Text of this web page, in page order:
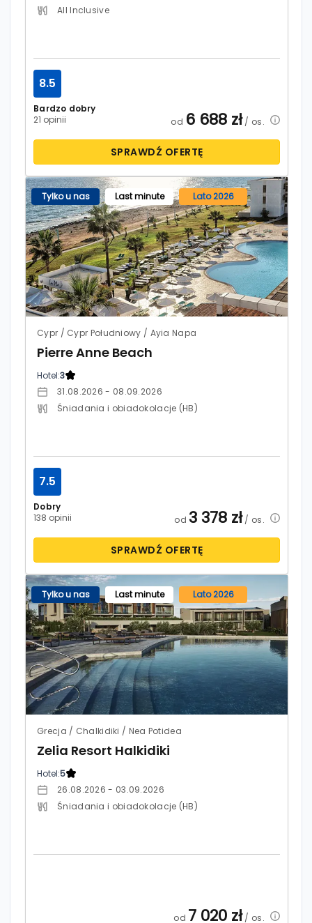
All Inclusive
Bardzo dobry
21 opinii
8.5
od 6 688 zł/ os.
SPRAWDŹ OFERTĘ
Tylko u nas Last minute Lato 2026
Cypr / Cypr Południowy / Ayia Napa
Pierre Anne Beach
Hotel:3
31.08.2026 - 08.09.2026
Śniadania i obiadokolacje (HB)
Dobry
138 opinii
7.5
od 3 378 zł/ os.
SPRAWDŹ OFERTĘ
Tylko u nas Last minute Lato 2026
Grecja / Chalkidiki / Nea Potidea
Zelia Resort Halkidiki
Hotel:5
26.08.2026 - 03.09.2026
Śniadania i obiadokolacje (HB)
od 7 020 zł/ os.